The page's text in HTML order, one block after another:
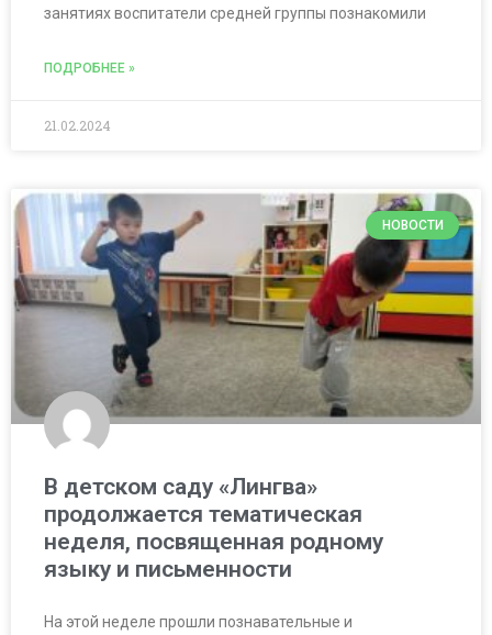
занятиях воспитатели средней группы познакомили
ПОДРОБНЕЕ »
21.02.2024
НОВОСТИ
В детском саду «Лингва»
продолжается тематическая
неделя, посвященная родному
языку и письменности
На этой неделе прошли познавательные и